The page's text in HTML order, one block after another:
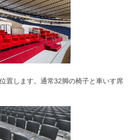
置します。通常32脚の椅子と車いす席